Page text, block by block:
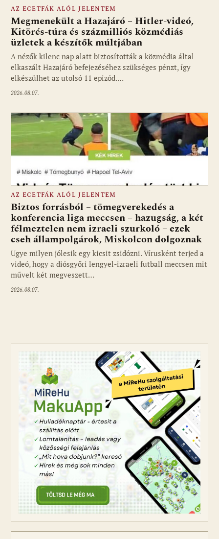
Fotó: media1.hu
AZ ECETFÁK ALÓL JELENTEM
Megmenekült a Hazajáró – Hitler-videó,
Kitörés-túra és százmilliós közmédiás
üzletek a készítők múltjában
A nézők kilenc nap alatt biztosították a közmédia által
elkaszált Hazajáró befejezéséhez szükséges pénzt, így
elkészülhet az utolsó 11 epizód.…
2026.08.07.
AZ ECETFÁK ALÓL JELENTEM
Biztos forrásból – tömegverekedés a
konferencia liga meccsen – hazugság, a két
félmeztelen nem izraeli szurkoló – ezek
cseh állampolgárok, Miskolcon dolgoznak
Ugye milyen jólesik egy kicsit zsidózni. Vírusként terjed a
videó, hogy a diósgyőri lengyel-izraeli futball meccsen mit
művelt két megveszett…
2026.08.07.